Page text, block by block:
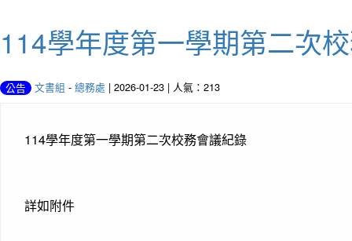
114學年度第一學期第二次
公告 文書組 - 總務處 | 2026-01-23 | 人氣：213
114學年度第一學期第二次校務會議紀錄
詳如附件